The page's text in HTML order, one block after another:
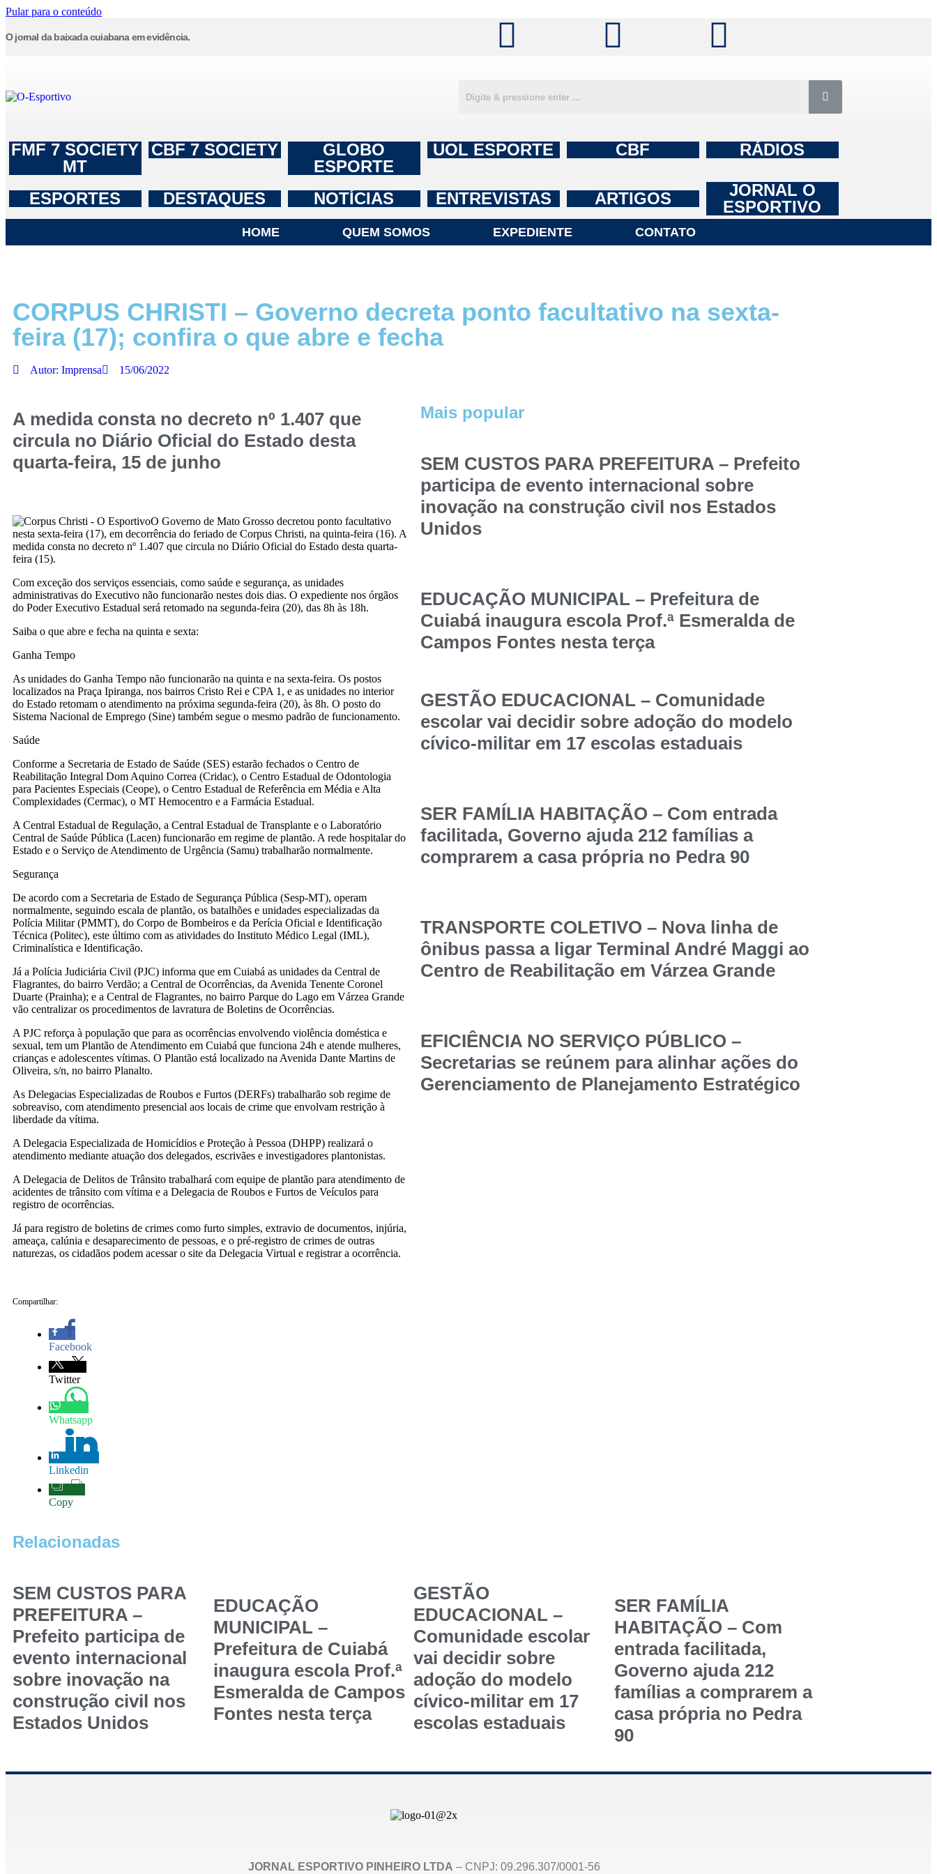
Pular para o conteúdo
O jornal da baixada cuiabana em evidência.
FMF 7 SOCIETY
MT
CBF 7 SOCIETY
GLOBO
ESPORTE
UOL ESPORTE CBF RÁDIOS
ESPORTES DESTAQUES NOTÍCIAS ENTREVISTAS ARTIGOS
JORNAL O
ESPORTIVO
HOME QUEM SOMOS EXPEDIENTE CONTATO
CORPUS CHRISTI – Governo decreta ponto facultativo na sexta-
feira (17); confira o que abre e fecha
Autor: Imprensa 15/06/2022
A medida consta no decreto nº 1.407 que
circula no Diário Oficial do Estado desta
quarta-feira, 15 de junho
O Governo de Mato Grosso decretou ponto facultativo
nesta sexta-feira (17), em decorrência do feriado de Corpus Christi, na quinta-feira (16). A
medida consta no decreto nº 1.407 que circula no Diário Oficial do Estado desta quarta-
feira (15).
Com exceção dos serviços essenciais, como saúde e segurança, as unidades
administrativas do Executivo não funcionarão nestes dois dias. O expediente nos órgãos
do Poder Executivo Estadual será retomado na segunda-feira (20), das 8h às 18h.
Saiba o que abre e fecha na quinta e sexta:
Ganha Tempo
As unidades do Ganha Tempo não funcionarão na quinta e na sexta-feira. Os postos
localizados na Praça Ipiranga, nos bairros Cristo Rei e CPA 1, e as unidades no interior
do Estado retomam o atendimento na próxima segunda-feira (20), às 8h. O posto do
Sistema Nacional de Emprego (Sine) também segue o mesmo padrão de funcionamento.
Saúde
Conforme a Secretaria de Estado de Saúde (SES) estarão fechados o Centro de
Reabilitação Integral Dom Aquino Correa (Cridac), o Centro Estadual de Odontologia
para Pacientes Especiais (Ceope), o Centro Estadual de Referência em Média e Alta
Complexidades (Cermac), o MT Hemocentro e a Farmácia Estadual.
A Central Estadual de Regulação, a Central Estadual de Transplante e o Laboratório
Central de Saúde Pública (Lacen) funcionarão em regime de plantão. A rede hospitalar do
Estado e o Serviço de Atendimento de Urgência (Samu) trabalharão normalmente.
Segurança
De acordo com a Secretaria de Estado de Segurança Pública (Sesp-MT), operam
normalmente, seguindo escala de plantão, os batalhões e unidades especializadas da
Polícia Militar (PMMT), do Corpo de Bombeiros e da Perícia Oficial e Identificação
Técnica (Politec), este último com as atividades do Instituto Médico Legal (IML),
Criminalística e Identificação.
Já a Polícia Judiciária Civil (PJC) informa que em Cuiabá as unidades da Central de
Flagrantes, do bairro Verdão; a Central de Ocorrências, da Avenida Tenente Coronel
Duarte (Prainha); e a Central de Flagrantes, no bairro Parque do Lago em Várzea Grande
vão centralizar os procedimentos de lavratura de Boletins de Ocorrências.
A PJC reforça à população que para as ocorrências envolvendo violência doméstica e
sexual, tem um Plantão de Atendimento em Cuiabá que funciona 24h e atende mulheres,
crianças e adolescentes vítimas. O Plantão está localizado na Avenida Dante Martins de
Oliveira, s/n, no bairro Planalto.
As Delegacias Especializadas de Roubos e Furtos (DERFs) trabalharão sob regime de
sobreaviso, com atendimento presencial aos locais de crime que envolvam restrição à
liberdade da vítima.
A Delegacia Especializada de Homicídios e Proteção à Pessoa (DHPP) realizará o
atendimento mediante atuação dos delegados, escrivães e investigadores plantonistas.
A Delegacia de Delitos de Trânsito trabalhará com equipe de plantão para atendimento de
acidentes de trânsito com vítima e a Delegacia de Roubos e Furtos de Veículos para
registro de ocorrências.
Já para registro de boletins de crimes como furto simples, extravio de documentos, injúria,
ameaça, calúnia e desaparecimento de pessoas, e o pré-registro de crimes de outras
naturezas, os cidadãos podem acessar o site da Delegacia Virtual e registrar a ocorrência.
Compartilhar:
Facebook
Twitter
Whatsapp
Linkedin
Copy
Mais popular
SEM CUSTOS PARA PREFEITURA – Prefeito
participa de evento internacional sobre
inovação na construção civil nos Estados
Unidos
EDUCAÇÃO MUNICIPAL – Prefeitura de
Cuiabá inaugura escola Prof.ª Esmeralda de
Campos Fontes nesta terça
GESTÃO EDUCACIONAL – Comunidade
escolar vai decidir sobre adoção do modelo
cívico-militar em 17 escolas estaduais
SER FAMÍLIA HABITAÇÃO – Com entrada
facilitada, Governo ajuda 212 famílias a
comprarem a casa própria no Pedra 90
TRANSPORTE COLETIVO – Nova linha de
ônibus passa a ligar Terminal André Maggi ao
Centro de Reabilitação em Várzea Grande
EFICIÊNCIA NO SERVIÇO PÚBLICO –
Secretarias se reúnem para alinhar ações do
Gerenciamento de Planejamento Estratégico
Relacionadas
SEM CUSTOS PARA
PREFEITURA –
Prefeito participa de
evento internacional
sobre inovação na
construção civil nos
Estados Unidos
EDUCAÇÃO
MUNICIPAL –
Prefeitura de Cuiabá
inaugura escola Prof.ª
Esmeralda de Campos
Fontes nesta terça
GESTÃO
EDUCACIONAL –
Comunidade escolar
vai decidir sobre
adoção do modelo
cívico-militar em 17
escolas estaduais
SER FAMÍLIA
HABITAÇÃO – Com
entrada facilitada,
Governo ajuda 212
famílias a comprarem a
casa própria no Pedra
90
JORNAL ESPORTIVO PINHEIRO LTDA – CNPJ: 09.296.307/0001-56